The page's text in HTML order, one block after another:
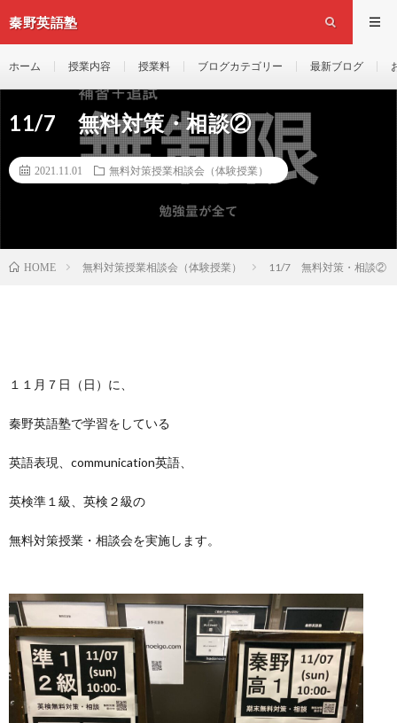
秦野英語塾
ホーム 授業内容 授業料 ブログカテゴリー 最新ブログ
11/7 無料対策・相談②
2021.11.01 無料対策授業相談会（体験授業）
HOME 無料対策授業相談会（体験授業） 11/7 無料対策・相談②
１１月７日（日）に、
秦野英語塾で学習をしている
英語表現、communication英語、
英検準１級、英検２級の
無料対策授業・相談会を実施します。